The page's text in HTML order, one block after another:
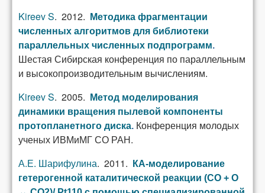
Kireev S. 2012.
Методика фрагментации
численных алгоритмов для библиотеки
параллельных численных подпрограмм.
Шестая Сибирская конференция по параллельным
и высокопроизводительным вычислениям.
Kireev S. 2005.
Метод моделирования
динамики вращения пылевой компоненты
протопланетного диска. Конференция молодых
ученых ИВМиМГ СО РАН.
А.Е. Шарифулина. 2011.
КА-моделирование
гетерогенной каталитической реакции (CO + O